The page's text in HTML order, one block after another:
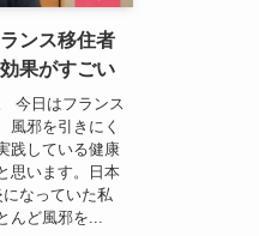
ンス移住者
果がすごい
今日はフランス
風邪を引きにく
践している健康
思います。日本
なっていた私
んど風邪を...